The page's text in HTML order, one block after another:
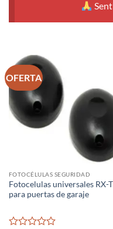
OFERTA
FOTOCÉLULAS SEGURIDAD
Fotocelulas universales RX-
para puertas de garaje